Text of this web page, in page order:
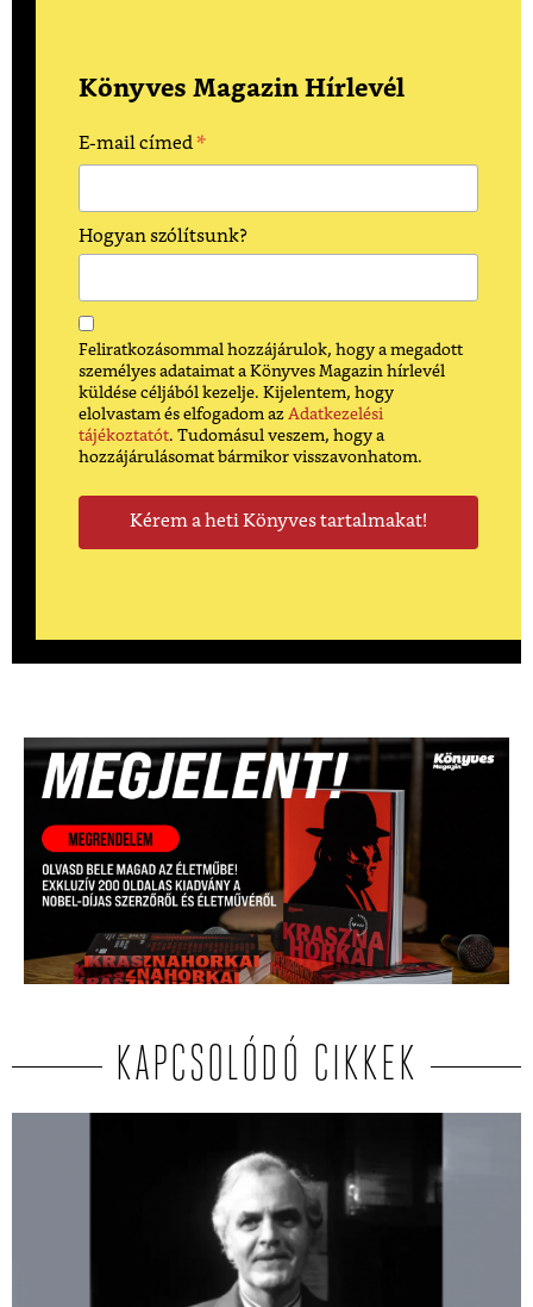
Könyves Magazin Hírlevél
E-mail címed *
Hogyan szólítsunk?
Feliratkozásommal hozzájárulok, hogy a megadott
személyes adataimat a Könyves Magazin hírlevél
küldése céljából kezelje. Kijelentem, hogy
elolvastam és elfogadom az Adatkezelési
tájékoztatót. Tudomásul veszem, hogy a
hozzájárulásomat bármikor visszavonhatom.
KAPCSOLÓDÓ CIKKEK